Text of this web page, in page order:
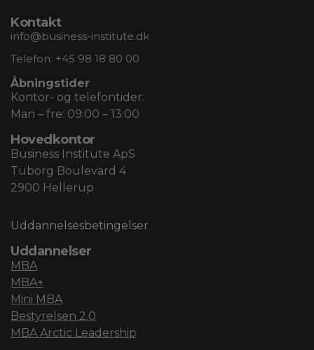
Kontakt
info@business-institute.dk
Telefon: +45 98 18 80 00
Åbningstider
Kontor- og telefontider:
Man – fre: 09:00 – 13:00
Hovedkontor
Business Institute ApS
Tuborg Boulevard 4
2900 Hellerup
Uddannelsesbetingelser
Uddannelser
MBA
MBA+
Mini MBA
Bestyrelsen 2.0
MBA Arctic Leadership